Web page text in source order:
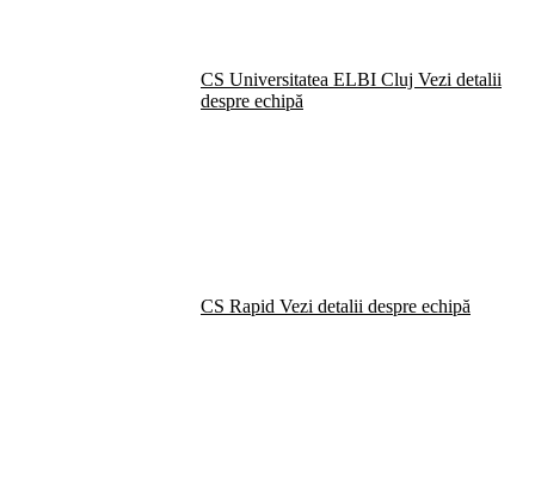
CS Universitatea ELBI Cluj Vezi detalii
despre echipă
CS Rapid Vezi detalii despre echipă